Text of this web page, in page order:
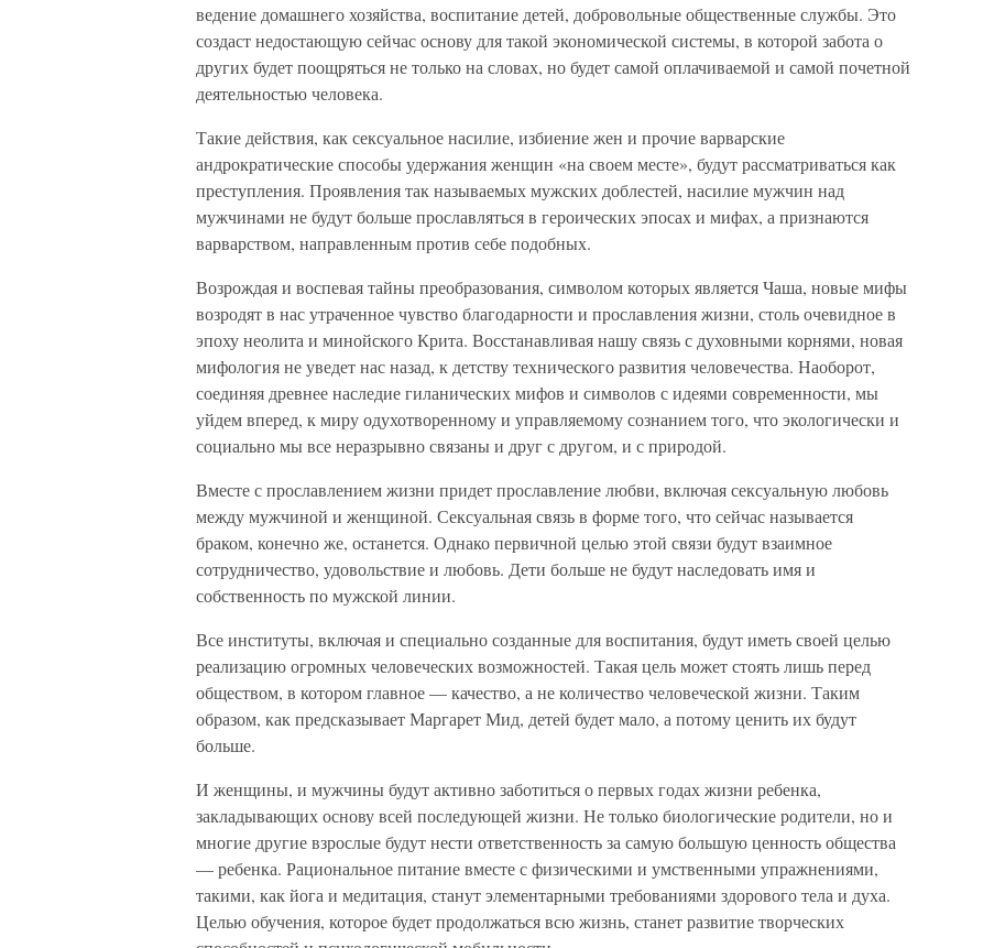
ведение домашнего хозяйства, воспитание детей, добровольные общественные службы. Это
создаст недостающую сейчас основу для такой экономической системы, в которой забота о
других будет поощряться не только на словах, но будет самой оплачиваемой и самой почетной
деятельностью человека.
Такие действия, как сексуальное насилие, избиение жен и прочие варварские
андрократические способы удержания женщин «на своем месте», будут рассматриваться как
преступления. Проявления так называемых мужских доблестей, насилие мужчин над
мужчинами не будут больше прославляться в героических эпосах и мифах, а признаются
варварством, направленным против себе подобных.
Возрождая и воспевая тайны преобразования, символом которых является Чаша, новые мифы
возродят в нас утраченное чувство благодарности и прославления жизни, столь очевидное в
эпоху неолита и минойского Крита. Восстанавливая нашу связь с духовными корнями, новая
мифология не уведет нас назад, к детству технического развития человечества. Наоборот,
соединяя древнее наследие гиланических мифов и символов с идеями современности, мы
уйдем вперед, к миру одухотворенному и управляемому сознанием того, что экологически и
социально мы все неразрывно связаны и друг с другом, и с природой.
Вместе с прославлением жизни придет прославление любви, включая сексуальную любовь
между мужчиной и женщиной. Сексуальная связь в форме того, что сейчас называется
браком, конечно же, останется. Однако первичной целью этой связи будут взаимное
сотрудничество, удовольствие и любовь. Дети больше не будут наследовать имя и
собственность по мужской линии.
Все институты, включая и специально созданные для воспитания, будут иметь своей целью
реализацию огромных человеческих возможностей. Такая цель может стоять лишь перед
обществом, в котором главное — качество, а не количество человеческой жизни. Таким
образом, как предсказывает Маргарет Мид, детей будет мало, а потому ценить их будут
больше.
И женщины, и мужчины будут активно заботиться о первых годах жизни ребенка,
закладывающих основу всей последующей жизни. Не только биологические родители, но и
многие другие взрослые будут нести ответственность за самую большую ценность общества
— ребенка. Рациональное питание вместе с физическими и умственными упражнениями,
такими, как йога и медитация, станут элементарными требованиями здорового тела и духа.
Целью обучения, которое будет продолжаться всю жизнь, станет развитие творческих